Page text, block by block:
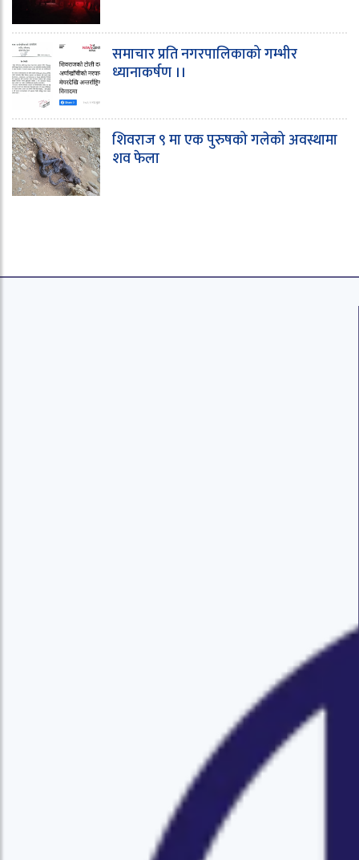
समाचार प्रति नगरपालिकाको गम्भीर
ध्यानाकर्षण ।।
शिवराज ९ मा एक पुरुषको गलेको अवस्थामा
शव फेला